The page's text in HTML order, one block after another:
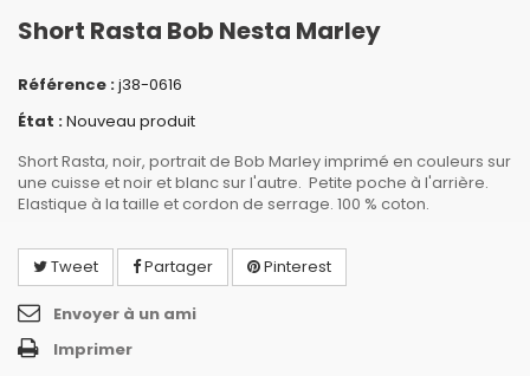
Short Rasta Bob Nesta Marley
Référence :j38-0616
État :Nouveau produit
Short Rasta, noir, portrait de Bob Marley imprimé en couleurs sur
une cuisse et noir et blanc sur l'autre. Petite poche à l'arrière.
Elastique à la taille et cordon de serrage. 100 % coton.
Tweet Partager Pinterest
Envoyer à un ami
Imprimer